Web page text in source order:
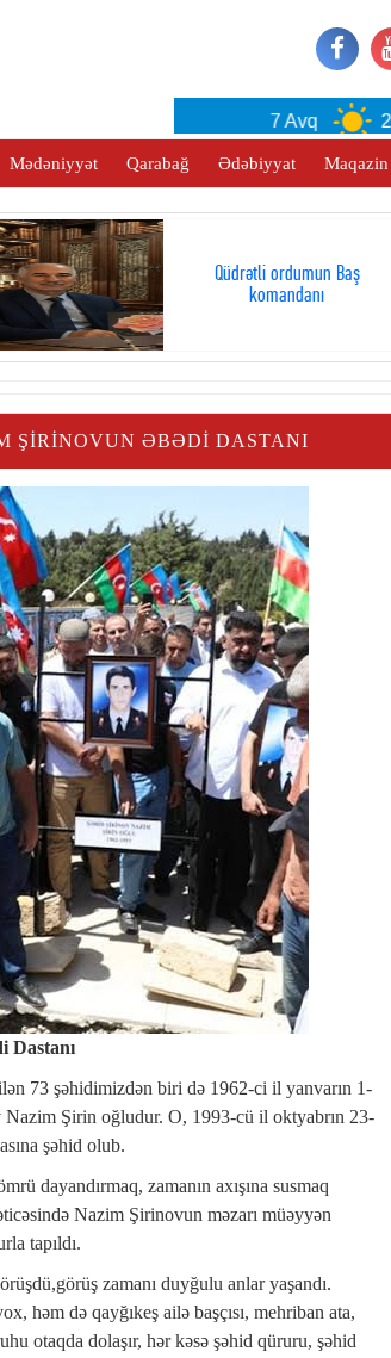
7 Avq 28°C
Mədəniyyət Qarabağ Ədəbiyyat Maqazin
Qüdrətli ordumun Baş
komandanı
ŞIRINOVUN ƏBƏDI DASTANI
Dastanı
73 şəhidimizdən biri də 1962-ci il yanvarın 1-
Şirin oğludur. O, 1993-cü il oktyabrın 23-
şəhid olub.
dayandırmaq, zamanın axışına susmaq
Nazim Şirinovun məzarı müəyyən
tapıldı.
zamanı duyğulu anlar yaşandı.
həm də qayğıkeş ailə başçısı, mehriban ata,
otaqda dolaşır, hər kəsə şəhid qüruru, şəhid